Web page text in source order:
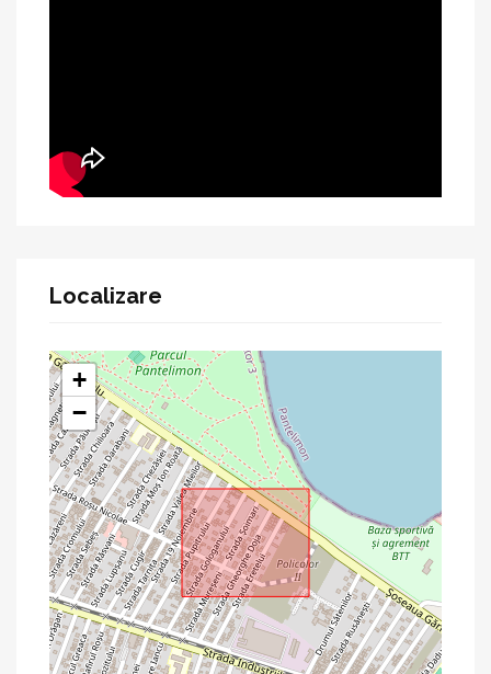
Localizare
+
−